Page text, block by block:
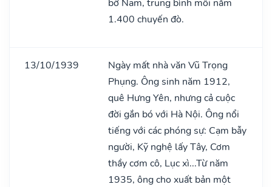
bờ Nam, trung bình mỗi năm
1.400 chuyến đò.
13/10/1939
Ngày mất nhà văn Vũ Trọng
Phụng. Ông sinh năm 1912,
quê Hưng Yên, nhưng cả cuộc
đời gắn bó với Hà Nội. Ông nổi
tiếng với các phóng sự: Cạm bẫy
người, Kỹ nghệ lấy Tây, Cơm
thầy cơm cô, Lục xì...Từ năm
1935, ông cho xuất bản một